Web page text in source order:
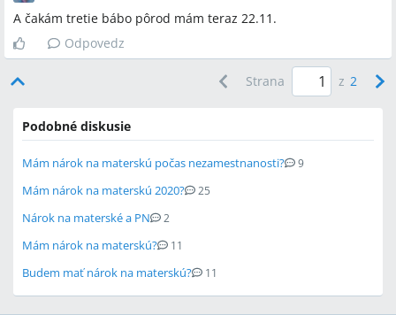
A čakám tretie bábo pôrod mám teraz 22.11.
Odpovedz
Strana z 2
Podobné diskusie
Mám nárok na materskú počas nezamestnanosti? 9
Mám nárok na materskú 2020? 25
Nárok na materské a PN 2
Mám nárok na materskú? 11
Budem mať nárok na materskú? 11